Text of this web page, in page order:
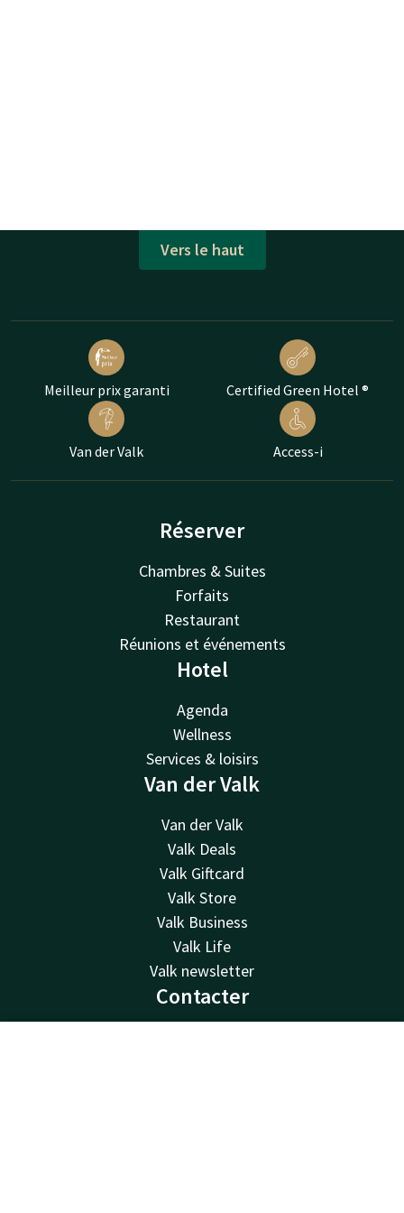
Vers le haut
Meilleur prix garanti Certified Green Hotel ®
Van der Valk Access-i
Réserver
Chambres & Suites
Forfaits
Restaurant
Réunions et événements
Hotel
Agenda
Wellness
Services & loisirs
Van der Valk
Van der Valk
Valk Deals
Valk Giftcard
Valk Store
Valk Business
Valk Life
Valk newsletter
Contacter